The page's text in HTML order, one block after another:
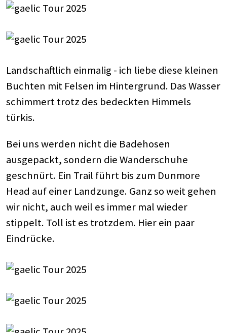
Landschaftlich einmalig - ich liebe diese kleinen
Buchten mit Felsen im Hintergrund. Das Wasser
schimmert trotz des bedeckten Himmels
türkis.
Bei uns werden nicht die Badehosen
ausgepackt, sondern die Wanderschuhe
geschnürt. Ein Trail führt bis zum Dunmore
Head auf einer Landzunge. Ganz so weit gehen
wir nicht, auch weil es immer mal wieder
stippelt. Toll ist es trotzdem. Hier ein paar
Eindrücke.